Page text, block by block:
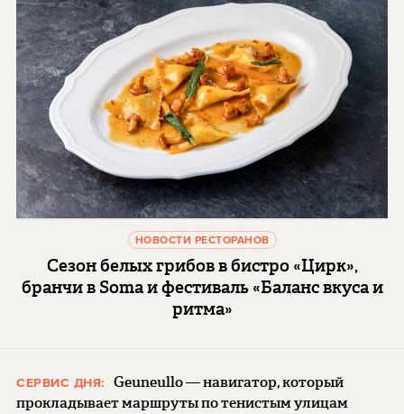
НОВОСТИ РЕСТОРАНОВ
Сезон белых грибов в бистро «Цирк»,
бранчи в Soma и фестиваль «Баланс вкуса и
ритма»
СЕРВИС ДНЯ:
Geuneullo — навигатор, который
прокладывает маршруты по тенистым улицам